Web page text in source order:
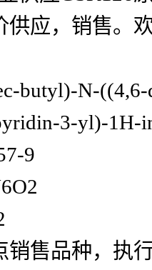
供应，销售。
butyl)-N-
3-yl)-1H-
9
销售品种，执